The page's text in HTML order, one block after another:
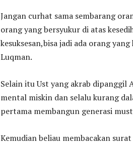
Jangan curhat sama sembarang
orang yang bersyukur di atas
kesuksesan,bisa jadi ada orang
Luqman.
Selain itu Ust yang akrab dipanggil
mental miskin dan selalu kurang
pertama membangun generasi
Kemudian beliau membacakan